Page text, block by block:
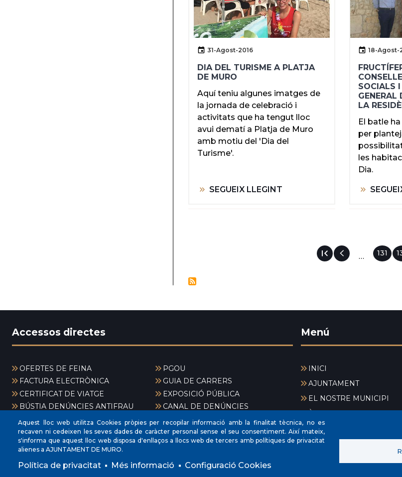
31-Agost-2016
DIA DEL TURISME A PLATJA
DE MURO
Aquí teniu algunes imatges de
la jornada de celebració i
activitats que ha tengut lloc
avui dematí a Platja de Muro
amb motiu del 'Dia del
Turisme'.
SEGUEIX LLEGINT
18-Agost-
SOCIALS
GENERAL
LA
El batle
per
les
Dia.
… Pàgina
131
Accessos directes
OFERTES DE FEINA
PGOU
FACTURA ELECTRÒNICA
GUIA DE CARRERS
CERTIFICAT DE VIATGE
EXPOSICIÓ PÚBLICA
BÚSTIA DENÚNCIES ANTIFRAU
CANAL DE DENÚNCIES
Menú
INICI
AJUNTAMENT
EL NOSTRE MUNICIPI
ÀREES MUNICIPALS
SEU ELECTRÒNICA
Aquest lloc web utilitza Cookies pròpies per recopilar informació amb la finalitat tècnica, no es
recaven ni cedeixen les seves dades de caràcter personal sense el seu consentiment. Així mateix,
s'informa que aquest lloc web disposa d'enllaços a llocs web de tercers amb polítiques de privacitat
alienes a AJUNTAMENT DE MURO.
Política de privacitat Més informació Configuració Cookies